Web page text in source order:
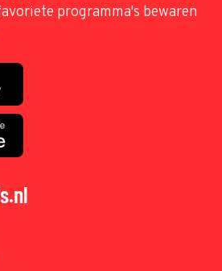
programma's bewaren